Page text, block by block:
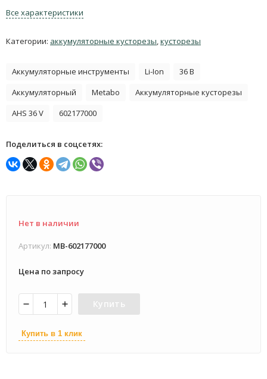
Все характеристики
Категории: аккумуляторные кусторезы,кусторезы
Аккумуляторные инструменты Li-Ion
36 В
Аккумуляторный
Metabo
Аккумуляторные кусторезы
AHS 36 V
602177000
Поделиться в соцсетях:
Нет в наличии
Артикул: MB-602177000
Цена по запросу
Купить
Купить в 1 клик